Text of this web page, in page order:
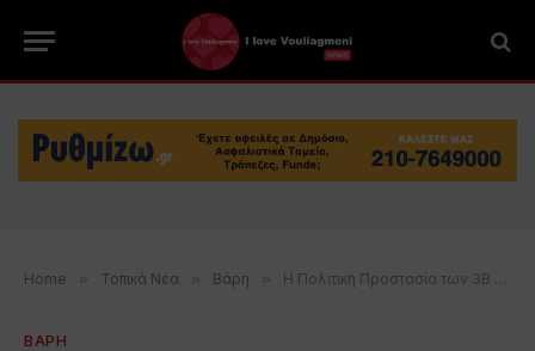
Home » Τοπικά Νέα » Βάρη » Η Πολιτική Προστασία των 3Β έπλυνε την πλατεία Νυμφών Βουλιαγμένης (ΒΙΝΤΕΟ -ΕΙΚΟΝΕΣ)
ΒΑΡΗ